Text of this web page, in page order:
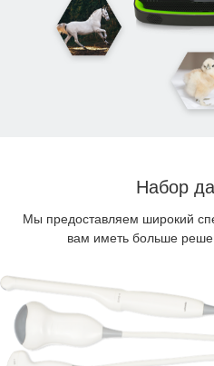
Набор
Мы предоставляем широкий
вам иметь больше